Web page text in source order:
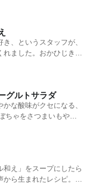
、というスタッフが、
ました。おかひじきの
グルトサラダ
な酸味がクセになる、
ちゃをさつまいもやじ
和え」をスープにしたら
ら生まれたレシピ。つ